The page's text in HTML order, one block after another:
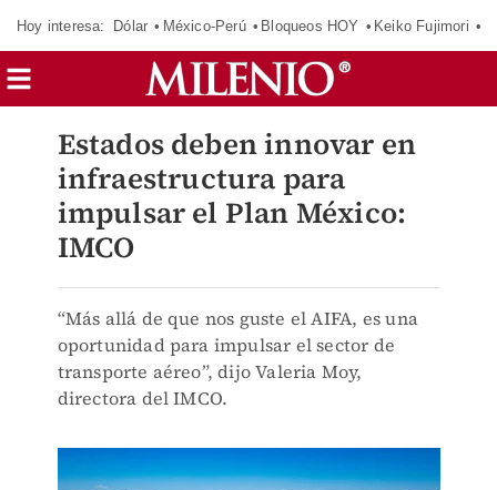
Hoy interesa: Dólar México-Perú Bloqueos HOY Keiko Fujimori
Estados deben innovar en
infraestructura para
impulsar el Plan México:
IMCO
“Más allá de que nos guste el AIFA, es una
oportunidad para impulsar el sector de
transporte aéreo”, dijo Valeria Moy,
directora del IMCO.